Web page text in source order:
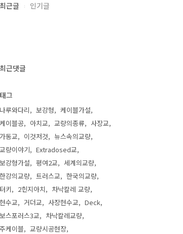
최근글 인기글
최근댓글
태그
나루와다리 보강형
케이블가설
케이블공
아치교 교량의종류
사장교
가동교
이것저것
뉴스속의교량
교량이야기
Extradosed교
보강형가설
평여2교
세계의교량
한강의교량
트러스교
한국의교량
터키
2힌지아치
차낙칼레 교량
현수교
거더교 사장현수교
Deck
보스포러스3교
차낙칼레교량
주케이블
교량시공현장